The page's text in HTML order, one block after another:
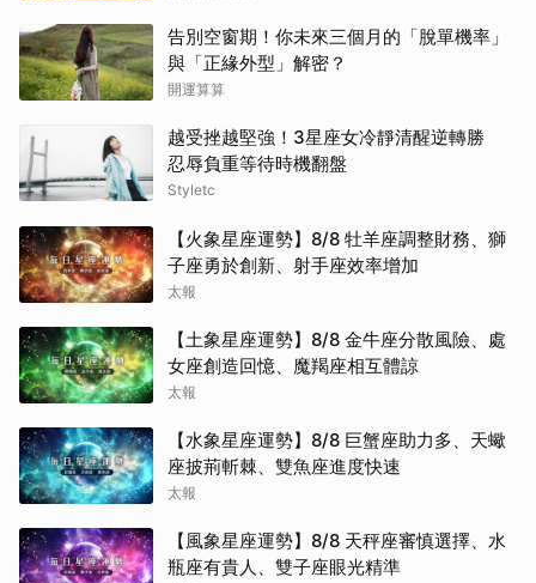
告別空窗期！你未來三個月的「脫單機率」
與「正緣外型」解密？
開運算算
越受挫越堅強！3星座女冷靜清醒逆轉勝
忍辱負重等待時機翻盤
Styletc
【火象星座運勢】8/8 牡羊座調整財務、獅
子座勇於創新、射手座效率增加
太報
【土象星座運勢】8/8 金牛座分散風險、處
女座創造回憶、魔羯座相互體諒
太報
【水象星座運勢】8/8 巨蟹座助力多、天蠍
座披荊斬棘、雙魚座進度快速
太報
【風象星座運勢】8/8 天秤座審慎選擇、水
瓶座有貴人、雙子座眼光精準